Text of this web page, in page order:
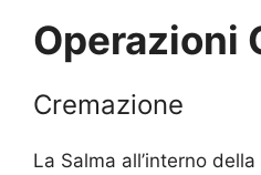
Operazioni
Cremazione
La Salma all’interno